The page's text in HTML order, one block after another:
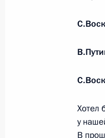
4
Хотел
у
В